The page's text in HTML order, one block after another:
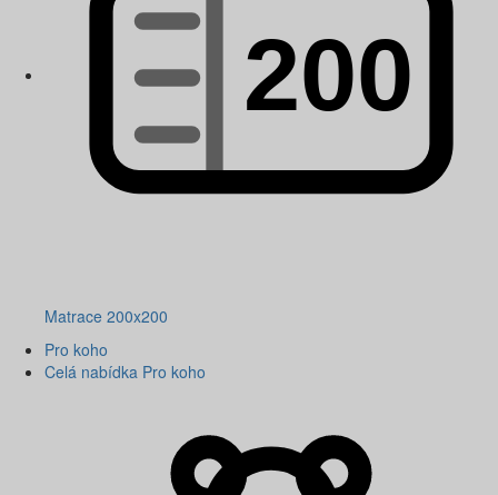
Matrace 200x200
Pro koho
Celá nabídka Pro koho